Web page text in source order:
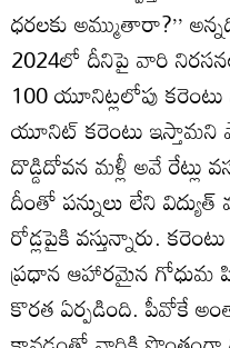
ధరలకు అమ్ముతారా?’’
2024లో దీనిపై వారి
100 యూనిట్లలోపు
యూనిట్‌ కరెంటు ఇస్తామని
దొడ్డిదోవన మళ్లీ అవే రేట్లు
దీంతో పన్నులు లేని
రోడ్లపైకి వస్తున్నారు.
ప్రధాన ఆహారమైన గోధుమ
కొరత ఏర్పడింది. పీవోకే